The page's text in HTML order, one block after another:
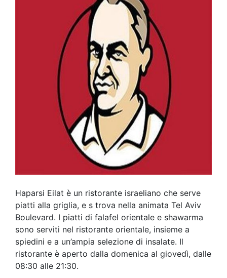
Haparsi Eilat è un ristorante israeliano che serve
piatti alla griglia, e s trova nella animata Tel Aviv
Boulevard. I piatti di falafel orientale e shawarma
sono serviti nel ristorante orientale, insieme a
spiedini e a un’ampia selezione di insalate. Il
ristorante è aperto dalla domenica al giovedì, dalle
08:30 alle 21:30.